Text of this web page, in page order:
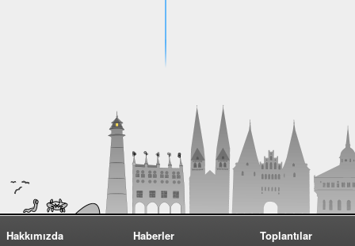
Hakkımızda
Haberler
Toplantılar